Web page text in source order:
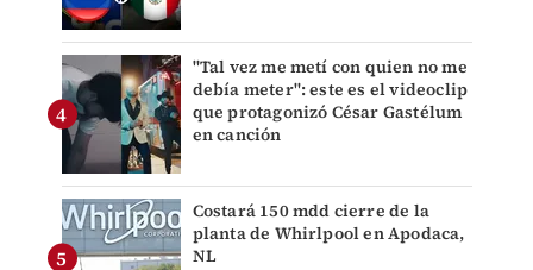
"Tal vez me metí con quien no me
debía meter": este es el videoclip
que protagonizó César Gastélum
en canción
Costará 150 mdd cierre de la
planta de Whirlpool en Apodaca,
NL